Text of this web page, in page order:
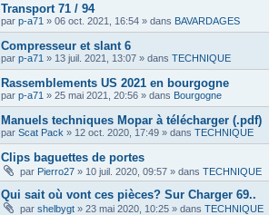
Transport 71 / 94
par p-a71 » 06 oct. 2021, 16:54 » dans BAVARDAGES
Compresseur et slant 6
par p-a71 » 13 juil. 2021, 13:07 » dans TECHNIQUE
Rassemblements US 2021 en bourgogne
par p-a71 » 25 mai 2021, 20:56 » dans Bourgogne
Manuels techniques Mopar à télécharger (.pdf)
par Scat Pack » 12 oct. 2020, 17:49 » dans TECHNIQUE
Clips baguettes de portes
par Pierro27 » 10 juil. 2020, 09:57 » dans TECHNIQUE
Qui sait où vont ces pièces? Sur Charger 69..
par shelbygt » 23 mai 2020, 10:25 » dans TECHNIQUE